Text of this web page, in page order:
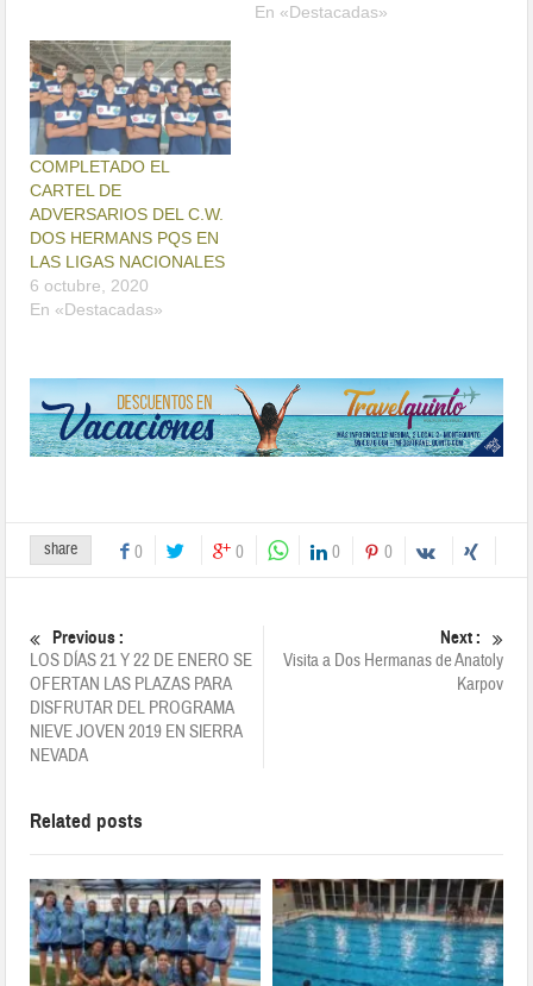
En «Destacadas»
COMPLETADO EL
CARTEL DE
ADVERSARIOS DEL C.W.
DOS HERMANS PQS EN
LAS LIGAS NACIONALES
6 octubre, 2020
En «Destacadas»
share 0 0 0 0
Previous :
LOS DÍAS 21 Y 22 DE ENERO SE
OFERTAN LAS PLAZAS PARA
DISFRUTAR DEL PROGRAMA
NIEVE JOVEN 2019 EN SIERRA
NEVADA
Next :
Visita a Dos Hermanas de Anatoly
Karpov
Related posts